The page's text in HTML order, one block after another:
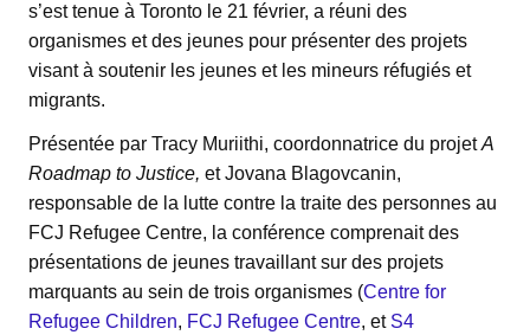
s’est tenue à Toronto le 21 février, a réuni des
organismes et des jeunes pour présenter des projets
visant à soutenir les jeunes et les mineurs réfugiés et
migrants.
Présentée par Tracy Muriithi, coordonnatrice du projetA
Roadmap to Justice, et Jovana Blagovcanin,
responsable de la lutte contre la traite des personnes au
FCJ Refugee Centre, la conférence comprenait des
présentations de jeunes travaillant sur des projets
marquants au sein de trois organismes (Centre for
Refugee Children, FCJ Refugee Centre, et S4